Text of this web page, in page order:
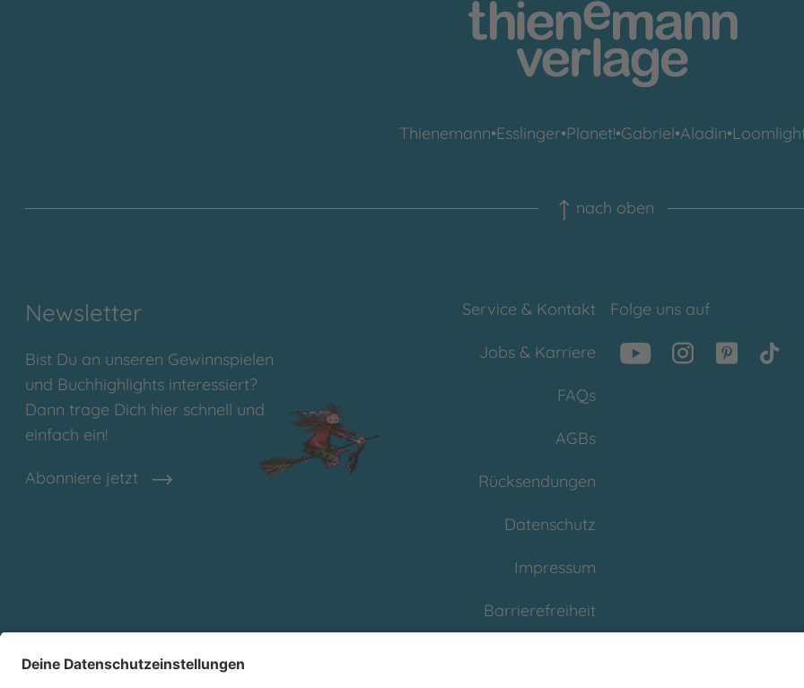
Thienemann•Esslinger•Planet!•Gabriel•Aladin•
nach oben
Newsletter
Bist Du an unseren Gewinnspielen
und Buchhighlights interessiert?
Dann trage Dich hier schnell und
einfach ein!
Abonniere jetzt
Service & Kontakt
Jobs & Karriere
FAQs
AGBs
Rücksendungen
Datenschutz
Impressum
Barrierefreiheit
Folge uns auf